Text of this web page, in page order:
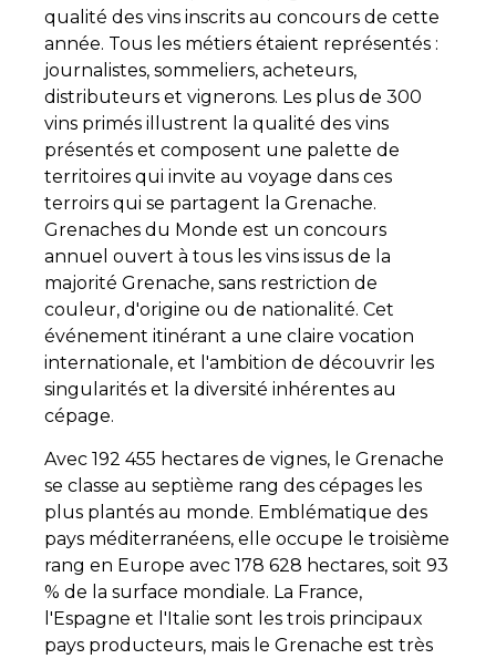
qualité des vins inscrits au concours de cette
année. Tous les métiers étaient représentés :
journalistes, sommeliers, acheteurs,
distributeurs et vignerons. Les plus de 300
vins primés illustrent la qualité des vins
présentés et composent une palette de
territoires qui invite au voyage dans ces
terroirs qui se partagent la Grenache.
Grenaches du Monde est un concours
annuel ouvert à tous les vins issus de la
majorité Grenache, sans restriction de
couleur, d'origine ou de nationalité. Cet
événement itinérant a une claire vocation
internationale, et l'ambition de découvrir les
singularités et la diversité inhérentes au
cépage.
Avec 192 455 hectares de vignes, le Grenache
se classe au septième rang des cépages les
plus plantés au monde. Emblématique des
pays méditerranéens, elle occupe le troisième
rang en Europe avec 178 628 hectares, soit 93
% de la surface mondiale. La France,
l'Espagne et l'Italie sont les trois principaux
pays producteurs, mais le Grenache est très